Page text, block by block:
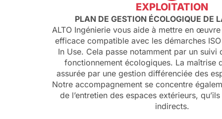
EXPLOITATION
PLAN DE GESTION ÉCOLOGIQUE DE
ALTO Ingénierie vous aide à mettre en
efficace compatible avec les démarches ISO
In Use. Cela passe notamment par un suivi
fonctionnement écologiques. La maîtrise
assurée par une gestion différenciée des
Notre accompagnement se concentre
de l’entretien des espaces extérieurs,
indirects.